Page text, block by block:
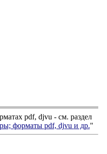
pdf, djvu - см. раздел
форматы pdf, djvu и др."